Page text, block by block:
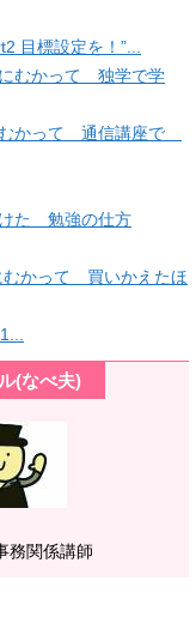
目標設定を！”...
むかって 独学で学
むかって 通信講座で
た 勉強の仕方
むかって 買いかえたほ
(なべ夫)
務関係講師